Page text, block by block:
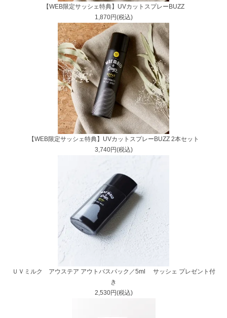
【WEB限定サッシェ特典】UVカットスプレーBUZZ
1,870円(税込)
【WEB限定サッシェ特典】UVカットスプレーBUZZ 2本セット
3,740円(税込)
ＵＶミルク アウステア アウトバスパック／5ml サッシェ プレゼント付
き
2,530円(税込)